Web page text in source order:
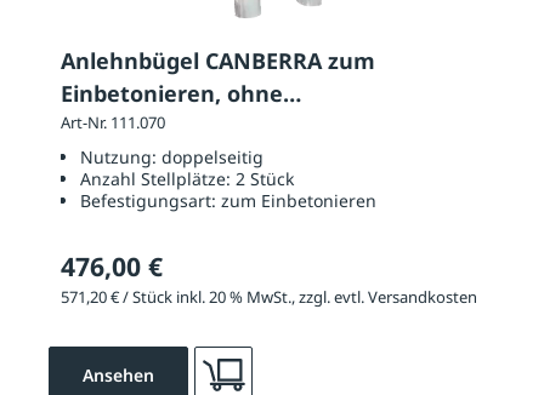
Anlehnbügel CANBERRA zum
Einbetonieren, ohne
Bodenabdeckplatte
Art-Nr. 111.070
Nutzung: doppelseitig
Anzahl Stellplätze: 2 Stück
Befestigungsart: zum Einbetonieren
476,00 €
571,20 € / Stück inkl. 20 % MwSt., zzgl. evtl. Versandkosten
Ansehen